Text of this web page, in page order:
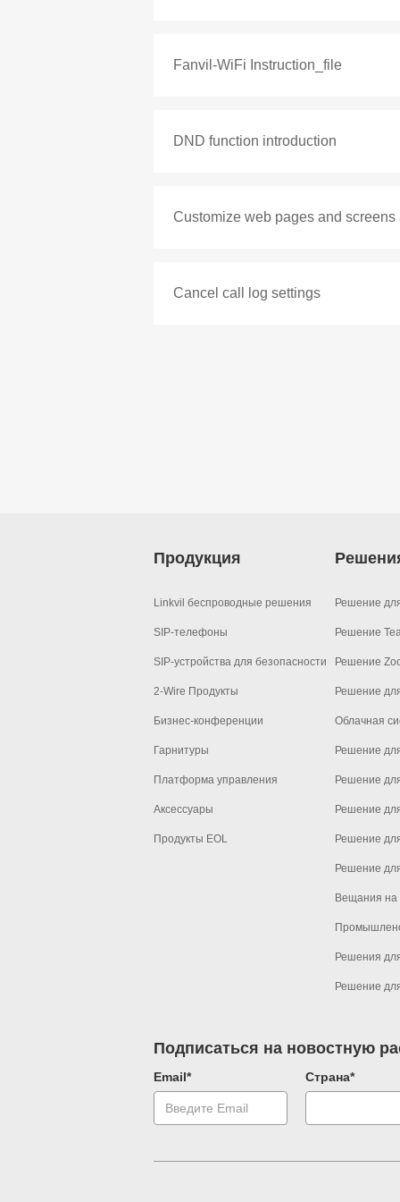
Fanvil-WiFi Instruction_file
DND function introduction
Customize web pages and
Cancel call log settings
Продукция
Linkvil беспроводные решения
SIP-телефоны
SIP-устройства для безопасности
2-Wire Продукты
Бизнес-конференции
Гарнитуры
Платформа управления
Аксессуары
Продукты EOL
Решение
Решение
Решение
Решение
Облачная
Решение
Решение
Решение
Решение
Решение
Вещания на
Решения
Решение
Подписаться на новостную
Email* Страна*